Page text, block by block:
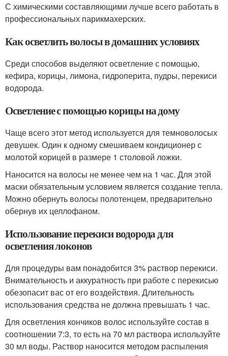
С химическими составляющими лучше всего работать в
профессиональных парикмахерских.
Как осветлить волосы в домашних условиях
Среди способов выделяют осветление с помощью,
кефира, корицы, лимона, гидроперита, пудры, перекиси
водорода.
Осветление с помощью корицы на дому
Чаще всего этот метод используется для темноволосых
девушек. Один к одному смешиваем кондиционер с
молотой корицей в размере 1 столовой ложки.
Наносится на волосы не менее чем на 1 час. Для этой
маски обязательным условием является создание тепла.
Можно обернуть волосы полотенцем, предварительно
обернув их целлофаном.
Использование перекиси водорода для
осветления локонов
Для процедуры вам понадобится 3% раствор перекиси.
Внимательность и аккуратность при работе с перекисью
обезопасит вас от его воздействия. Длительность
использования средства не должна превышать 1 час.
Для осветления кончиков волос используйте состав в
соотношении 7:3, то есть на 70 мл раствора используйте
30 мл воды. Раствор наносится методом распыления